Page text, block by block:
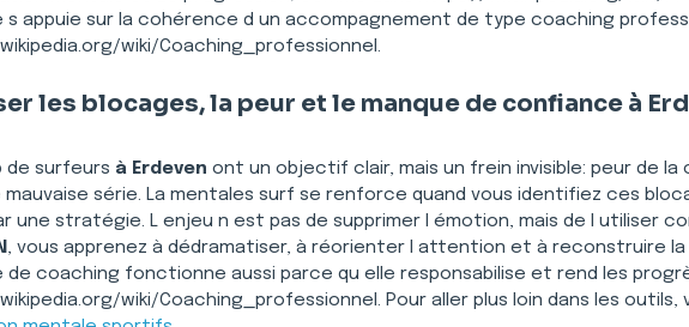
s appuie sur la cohérence d un accompagnement de type coaching
wiki/Coaching_professionnel.
les blocages, la peur et le manque de confiance à
de surfeurs à Erdeven ont un objectif clair, mais un frein invisible: peur de
mauvaise série. La mentales surf se renforce quand vous identifiez ces
une stratégie. L enjeu n est pas de supprimer l émotion, mais de l utiliser
, vous apprenez à dédramatiser, à réorienter l attention et à reconstruire
de coaching fonctionne aussi parce qu elle responsabilise et rend les
wiki/Coaching_professionnel. Pour aller plus loin dans les